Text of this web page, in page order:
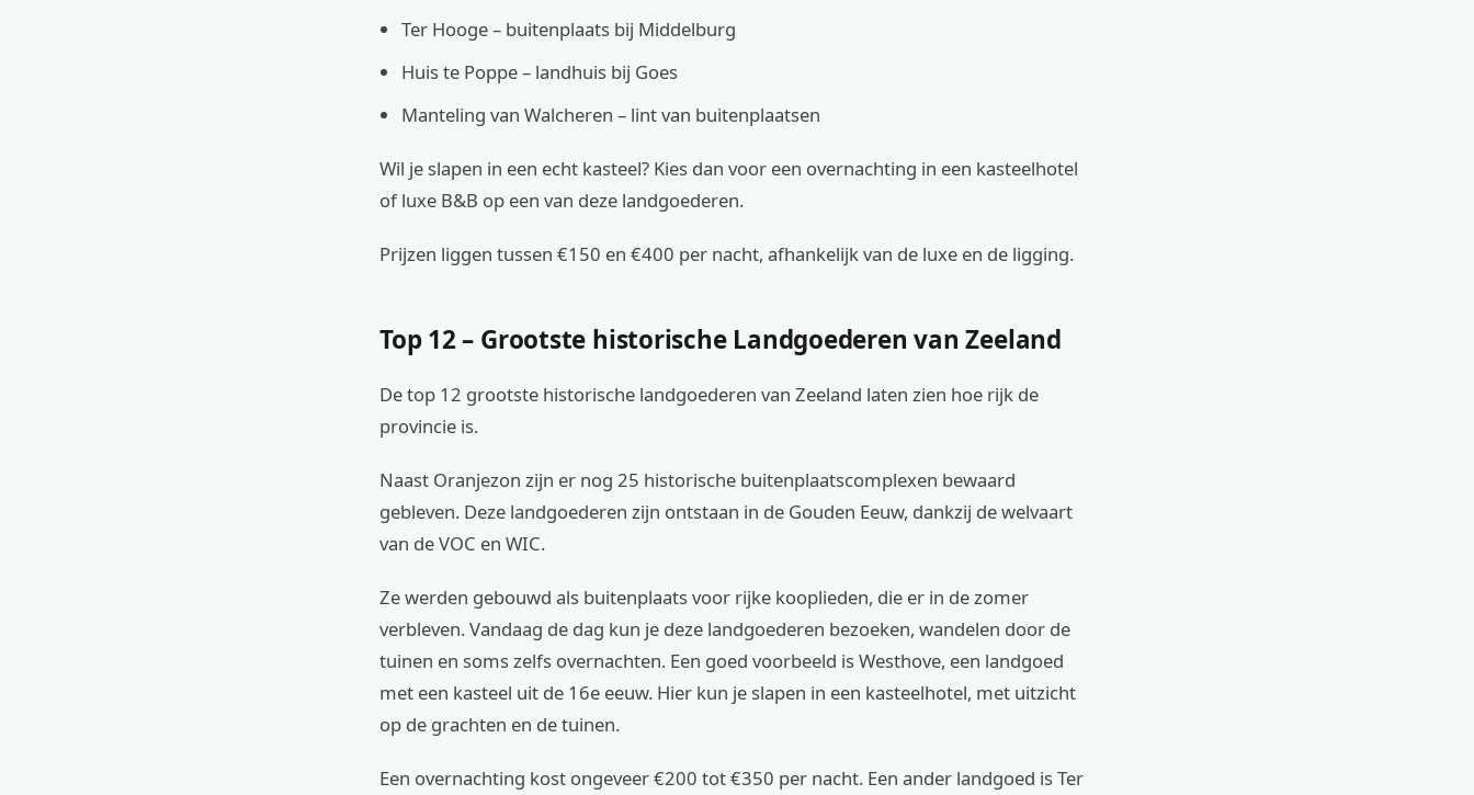
Ter Hooge – buitenplaats bij Middelburg
Huis te Poppe – landhuis bij Goes
Manteling van Walcheren – lint van buitenplaatsen
Wil je slapen in een echt kasteel? Kies dan voor een overnachting in een kasteelhotel
of luxe B&B op een van deze landgoederen.
Prijzen liggen tussen €150 en €400 per nacht, afhankelijk van de luxe en de ligging.
Top 12 – Grootste historische Landgoederen van Zeeland
De top 12 grootste historische landgoederen van Zeeland laten zien hoe rijk de
provincie is.
Naast Oranjezon zijn er nog 25 historische buitenplaatscomplexen bewaard
gebleven. Deze landgoederen zijn ontstaan in de Gouden Eeuw, dankzij de welvaart
van de VOC en WIC.
Ze werden gebouwd als buitenplaats voor rijke kooplieden, die er in de zomer
verbleven. Vandaag de dag kun je deze landgoederen bezoeken, wandelen door de
tuinen en soms zelfs overnachten. Een goed voorbeeld is Westhove, een landgoed
met een kasteel uit de 16e eeuw. Hier kun je slapen in een kasteelhotel, met uitzicht
op de grachten en de tuinen.
Een overnachting kost ongeveer €200 tot €350 per nacht. Een ander landgoed is Ter